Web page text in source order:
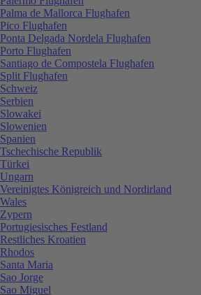
Palma de Mallorca Flughafen
Pico Flughafen
Ponta Delgada Nordela Flughafen
Porto Flughafen
Santiago de Compostela Flughafen
Split Flughafen
Schweiz
Serbien
Slowakei
Slowenien
Spanien
Tschechische Republik
Türkei
Ungarn
Vereinigtes Königreich und Nordirland
Wales
Zypern
Portugiesisches Festland
Restliches Kroatien
Rhodos
Santa Maria
Sao Jorge
Sao Miguel